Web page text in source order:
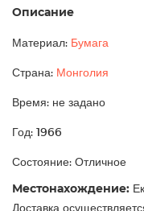
Описание
Материал: Бумага
Страна: Монголия
Время: не задано
Год: 1966
Состояние: Отличное
Местонахождение:
Доставка